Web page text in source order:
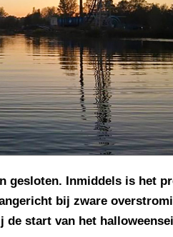
gesloten. Inmiddels is het
bij zware
start van het